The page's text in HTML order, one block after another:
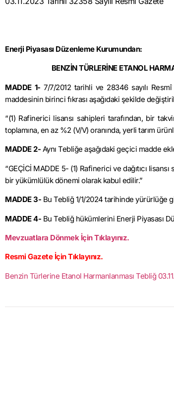
Enerji Piyasası Düzenleme Kurumundan:
BENZİN TÜRLERİNE ETANOL
MADDE 1- 7/7/2012 tarihli ve 28346 sayılı
maddesinin birinci fıkrası aşağıdaki şekilde
“(1) Rafinerici lisansı sahipleri tarafından, bir
toplamına, en az %2 (V/V) oranında, yerli tarım
MADDE 2- Aynı Tebliğe aşağıdaki geçici madde
“GEÇİCİ MADDE 5- (1) Rafinerici ve dağıtıcı
bir yükümlülük dönemi olarak kabul edilir.”
MADDE 3- Bu Tebliğ 1/1/2024 tarihinde yürürlüğe
MADDE 4- Bu Tebliğ hükümlerini Enerji Piyasası
Mevzuatlara Dönmek İçin Tıklayınız.
Resmi Gazete İçin Tıklayınız.
Benzin Türlerine Etanol Harmanlanması Tebliğ